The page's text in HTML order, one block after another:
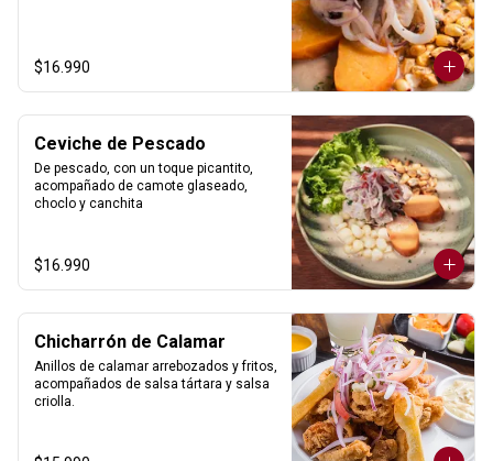
$16.990
Ceviche de Pescado
De pescado, con un toque picantito,
acompañado de camote glaseado,
choclo y canchita
$16.990
Chicharrón de Calamar
Anillos de calamar arrebozados y fritos,
acompañados de salsa tártara y salsa
criolla.